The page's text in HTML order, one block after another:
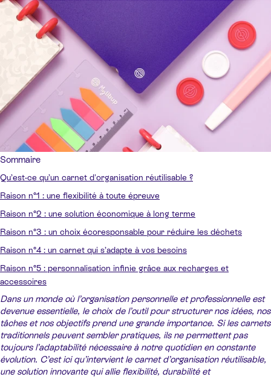
Sommaire
Qu’est-ce qu’un carnet d'organisation réutilisable ?
Raison n°1 : une flexibilité à toute épreuve
Raison n°2 : une solution économique à long terme
Raison n°3 : un choix écoresponsable pour réduire les déchets
Raison n°4 : un carnet qui s’adapte à vos besoins
Raison n°5 : personnalisation infinie grâce aux recharges et
accessoires
Dans un monde où l’organisation personnelle et professionnelle est
devenue essentielle, le choix de l’outil pour structurer nos idées, nos
tâches et nos objectifs prend une grande importance. Si les carnets
traditionnels peuvent sembler pratiques, ils ne permettent pas
toujours l’adaptabilité nécessaire à notre quotidien en constante
évolution. C’est ici qu’intervient le carnet d’organisation réutilisable,
une solution innovante qui allie flexibilité, durabilité et